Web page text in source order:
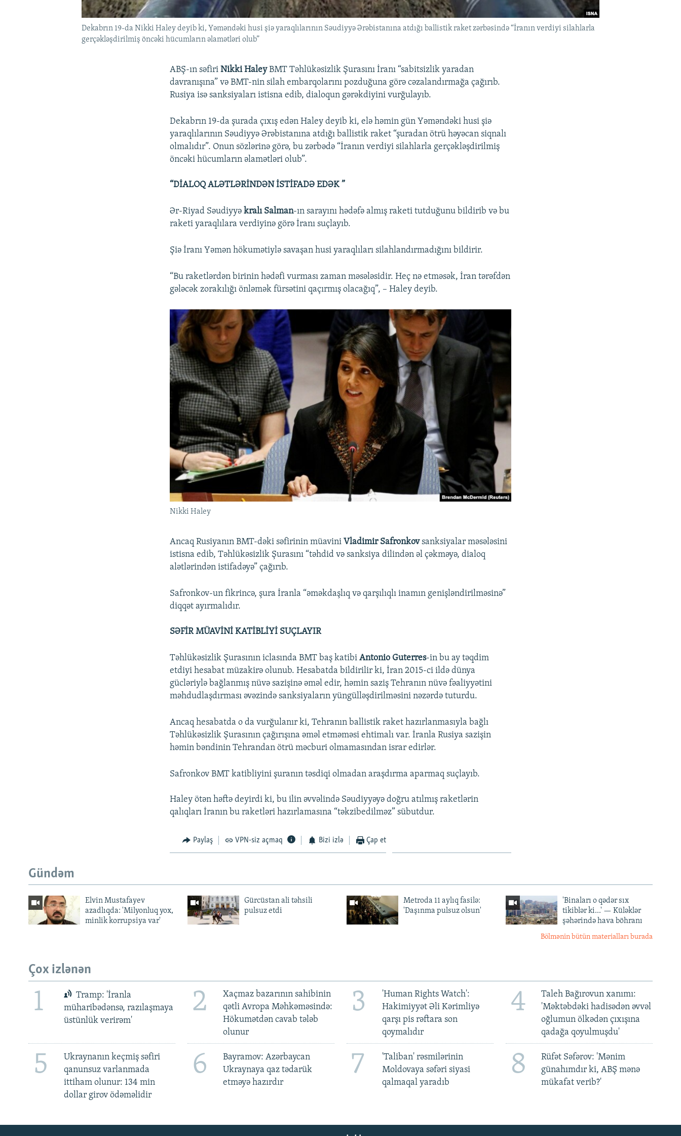
Dekabrın 19-da Nikki Haley deyib ki, Yəməndəki husi şiə yaraqlılarının Səudiyyə Ərəbistanına atdığı ballistik raket zərbəsində “İranın verdiyi silahlarla
gerçəkləşdirilmiş öncəki hücumların əlamətləri olub”
ABŞ-ın səfiriNikki HaleyBMT Təhlükəsizlik Şurasını İranı “sabitsizlik yaradan
davranışına” və BMT-nin silah embarqolarını pozduğuna görə cəzalandırmağa çağırıb.
Rusiya isə sanksiyaları istisna edib, dialoqun gərəkdiyini vurğulayıb.
Dekabrın 19-da şurada çıxış edən Haley deyib ki, elə həmin gün Yəməndəki husi şiə
yaraqlılarının Səudiyyə Ərəbistanına atdığı ballistik raket “şuradan ötrü həyəcan siqnalı
olmalıdır”. Onun sözlərinə görə, bu zərbədə “İranın verdiyi silahlarla gerçəkləşdirilmiş
öncəki hücumların əlamətləri olub”.
“DİALOQ ALƏTLƏRİNDƏN İSTİFADƏ EDƏK ”
Ər-Riyad Səudiyyəkralı Salman-ın sarayını hədəfə almış raketi tutduğunu bildirib və bu
raketi yaraqlılara verdiyinə görə İranı suçlayıb.
Şiə İranı Yəmən hökumətiylə savaşan husi yaraqlıları silahlandırmadığını bildirir.
“Bu raketlərdən birinin hədəfi vurması zaman məsələsidir. Heç nə etməsək, İran tərəfdən
gələcək zorakılığı önləmək fürsətini qaçırmış olacağıq”, – Haley deyib.
Nikki Haley
Ancaq Rusiyanın BMT-dəki səfirinin müaviniVladimir Safronkov sanksiyalar məsələsini
istisna edib, Təhlükəsizlik Şurasını “təhdid və sanksiya dilindən əl çəkməyə, dialoq
alətlərindən istifadəyə” çağırıb.
Safronkov-un fikrincə, şura İranla “əməkdaşlıq və qarşılıqlı inamın genişləndirilməsinə”
diqqət ayırmalıdır.
SƏFİR MÜAVİNİ KATİBLİYİ SUÇLAYIR
Təhlükəsizlik Şurasının iclasında BMT baş katibiAntonio Guterres-in bu ay təqdim
etdiyi hesabat müzakirə olunub. Hesabatda bildirilir ki, İran 2015-ci ildə dünya
gücləriylə bağlanmış nüvə sazişinə əməl edir, həmin saziş Tehranın nüvə fəaliyyətini
məhdudlaşdırması əvəzində sanksiyaların yüngülləşdirilməsini nəzərdə tuturdu.
Ancaq hesabatda o da vurğulanır ki, Tehranın ballistik raket hazırlanmasıyla bağlı
Təhlükəsizlik Şurasının çağırışına əməl etməməsi ehtimalı var. İranla Rusiya sazişin
həmin bəndinin Tehrandan ötrü məcburi olmamasından israr edirlər.
Safronkov BMT katibliyini şuranın təsdiqi olmadan araşdırma aparmaq suçlayıb.
Haley ötən həftə deyirdi ki, bu ilin əvvəlində Səudiyyəyə doğru atılmış raketlərin
qalıqları İranın bu raketləri hazırlamasına “təkzibedilməz” sübutdur.
Paylaş VPN-siz açmaq Bizi izlə Çap et
Gündəm
Elvin Mustafayev
azadlıqda: 'Milyonluq yox,
minlik korrupsiya var'
Gürcüstan ali təhsili
pulsuz etdi
Metroda 11 aylıq fasilə:
'Daşınma pulsuz olsun'
'Binaları o qədər sıx
tikiblər ki...' — Küləklər
şəhərində hava böhranı
Bölmənin bütün materialları burada
Çox izlənən
1
Tramp: 'İranla
müharibədənsə, razılaşmaya
üstünlük verirəm'
2
Xaçmaz bazarının sahibinin
qətli Avropa Məhkəməsində:
Hökumətdən cavab tələb
olunur
3
'Human Rights Watch':
Hakimiyyət Əli Kərimliyə
qarşı pis rəftara son
qoymalıdır
4
Taleh Bağırovun xanımı:
'Məktəbdəki hadisədən əvvəl
oğlumun ölkədən çıxışına
qadağa qoyulmuşdu'
5
Ukraynanın keçmiş səfiri
qanunsuz varlanmada
ittiham olunur: 134 min
dollar girov ödəməlidir
6
Bayramov: Azərbaycan
Ukraynaya qaz tədarük
etməyə hazırdır
7
'Taliban' rəsmilərinin
Moldovaya səfəri siyasi
qalmaqal yaradıb
8
Rüfət Səfərov: 'Mənim
günahımdır ki, ABŞ mənə
mükafat verib?'